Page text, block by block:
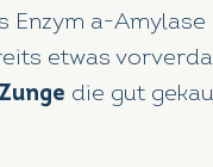
Enzym a-Amylase
etwas
Zunge die gut